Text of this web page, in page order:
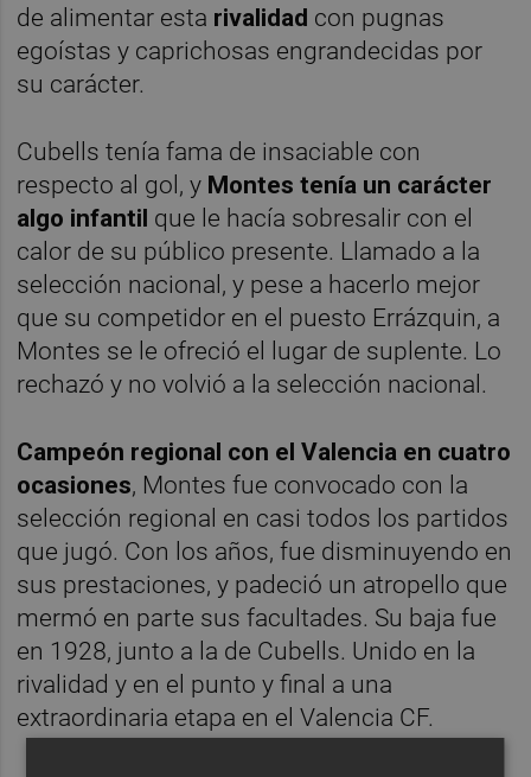
de alimentar esta rivalidad con pugnas
egoístas y caprichosas engrandecidas por
su carácter.
Cubells tenía fama de insaciable con
respecto al gol, y Montes tenía un carácter
algo infantil que le hacía sobresalir con el
calor de su público presente. Llamado a la
selección nacional, y pese a hacerlo mejor
que su competidor en el puesto Errázquin, a
Montes se le ofreció el lugar de suplente. Lo
rechazó y no volvió a la selección nacional.
Campeón regional con el Valencia en cuatro
ocasiones, Montes fue convocado con la
selección regional en casi todos los partidos
que jugó. Con los años, fue disminuyendo en
sus prestaciones, y padeció un atropello que
mermó en parte sus facultades. Su baja fue
en 1928, junto a la de Cubells. Unido en la
rivalidad y en el punto y final a una
extraordinaria etapa en el Valencia CF.